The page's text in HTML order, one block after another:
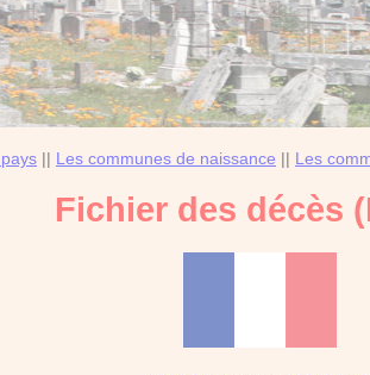
|| Les communes de naissance || Les
Fichier des décès